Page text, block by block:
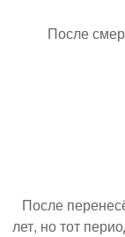
После
После
лет, но тот